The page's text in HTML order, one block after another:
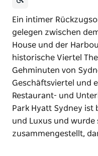
Ein intimer
gelegen zwischen
House und der
historische Viertel
Gehminuten von
Geschäftsviertel und
Restaurant- und
Park Hyatt Sydney ist
und Luxus und wurde
zusammengestellt,